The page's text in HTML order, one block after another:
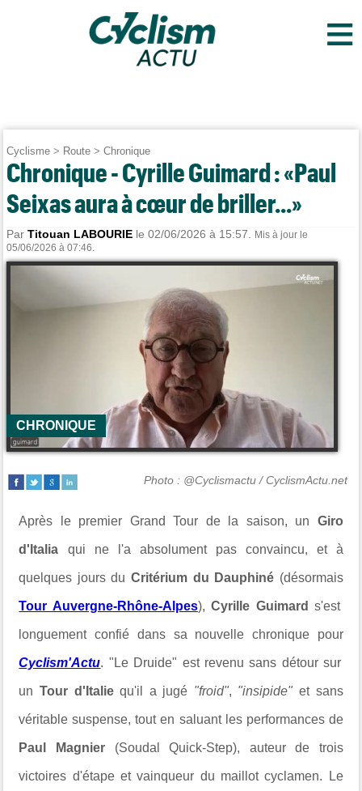
≡
Cyclisme > Route >Chronique
Chronique - Cyrille Guimard : «Paul
Seixas aura à cœur de briller...»
ParTitouan LABOURIE le 02/06/2026 à 15:57.
Mis à jour le
05/06/2026 à 07:46.
CHRONIQUE
Photo : @Cyclismactu / CyclismActu.net
Après le premier Grand Tour de la saison, un Giro
d'Italia qui ne l'a absolument pas convaincu, et à
quelques jours du Critérium du Dauphiné (désormais
Tour Auvergne-Rhône-Alpes),Cyrille Guimard s'est
longuement confié dans sa nouvelle chronique pour
Cyclism'Actu. "Le Druide" est revenu sans détour sur
unTour d'Italiequ'il a jugé "froid", "insipide" et sans
véritable suspense, tout en saluant les performances de
Paul Magnier (Soudal Quick-Step), auteur de trois
victoires d'étape et vainqueur du maillot cyclamen. Le